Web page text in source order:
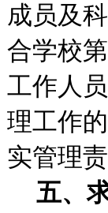
成员及
合学校
工作人
理工作
实管理
五、